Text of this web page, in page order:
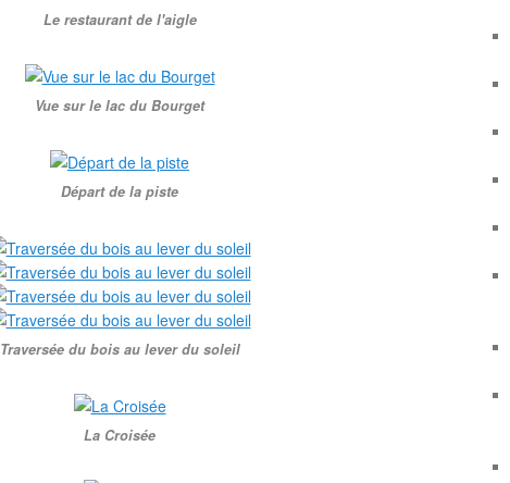
Le restaurant de l'aigle
Vue sur le lac du Bourget
Départ de la piste
Traversée du bois au lever du soleil
La Croisée